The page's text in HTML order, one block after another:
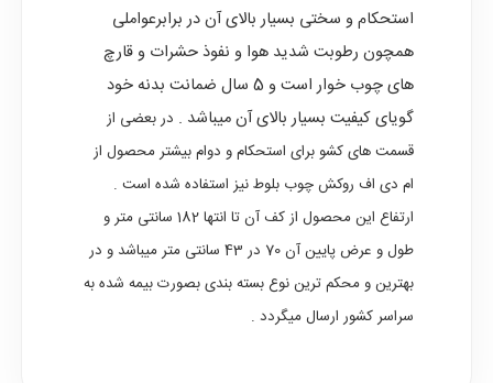
استحکام و سختی بسیار بالای آن در برابرعواملی
همچون رطوبت شدید هوا و نفوذ حشرات و قارچ
های چوب خوار است و 5 سال ضمانت بدنه خود
گویای کیفیت بسیار بالای آن میباشد . در بعضی از
قسمت های کشو برای استحکام و دوام بیشتر محصول از
ام دی اف روکش چوب بلوط نیز استفاده شده است .
ارتفاع این محصول از کف آن تا انتها 182 سانتی متر و
طول و عرض پایین آن 70 در 43 سانتی متر میباشد و در
بهترین و محکم ترین نوع بسته بندی بصورت بیمه شده به
سراسر کشور ارسال میگردد .